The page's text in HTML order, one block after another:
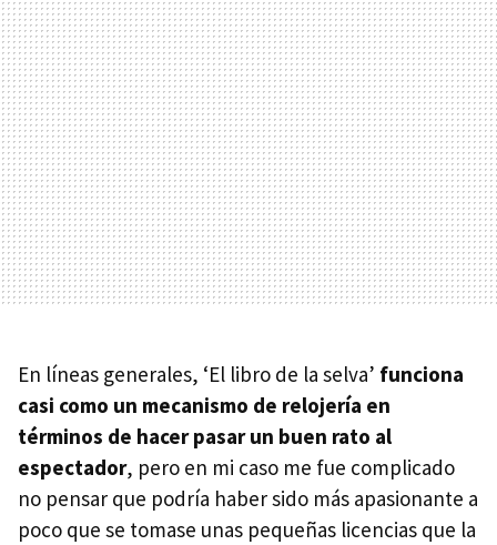
En líneas generales, ‘El libro de la selva’ funciona
casi como un mecanismo de relojería en
términos de hacer pasar un buen rato al
espectador, pero en mi caso me fue complicado
no pensar que podría haber sido más apasionante a
poco que se tomase unas pequeñas licencias que la